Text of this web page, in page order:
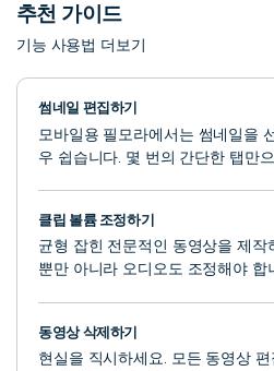
추천 가이드
기능 사용법 더보기
썸네일 편집하기
모바일용 필모라에서는 썸네일을
우 쉽습니다. 몇 번의 간단한 탭만
클립 볼륨 조정하기
균형 잡힌 전문적인 동영상을 제작
뿐만 아니라 오디오도 조정해야 합
집자는 몇 번의 탭만으로 특정 동영
소음을 줄일 수 있습니다.
동영상 삭제하기
현실을 직시하세요. 모든 동영상